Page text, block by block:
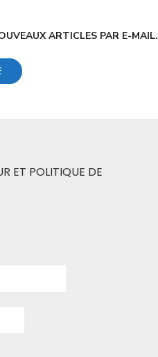
ARTICLES PAR E-MAIL.
ET POLITIQUE DE